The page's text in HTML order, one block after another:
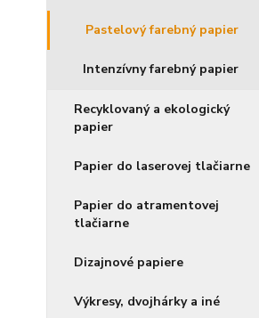
Pastelový farebný papier
Intenzívny farebný papier
Recyklovaný a ekologický
papier
Papier do laserovej tlačiarne
Papier do atramentovej
tlačiarne
Dizajnové papiere
Výkresy, dvojhárky a iné